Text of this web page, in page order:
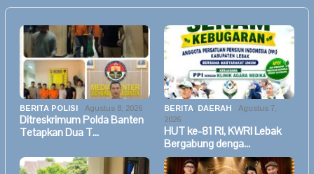
BERITA POLISI Agustus 8, 2026
Ditreskrimum Polda Banten
Tetapkan Dua T…
BERITA DAERAH
Agustus 7,
2026
HUT ke-81 RI, KWRI Lebak
Bergabung denga…